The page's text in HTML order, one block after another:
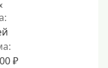
₽